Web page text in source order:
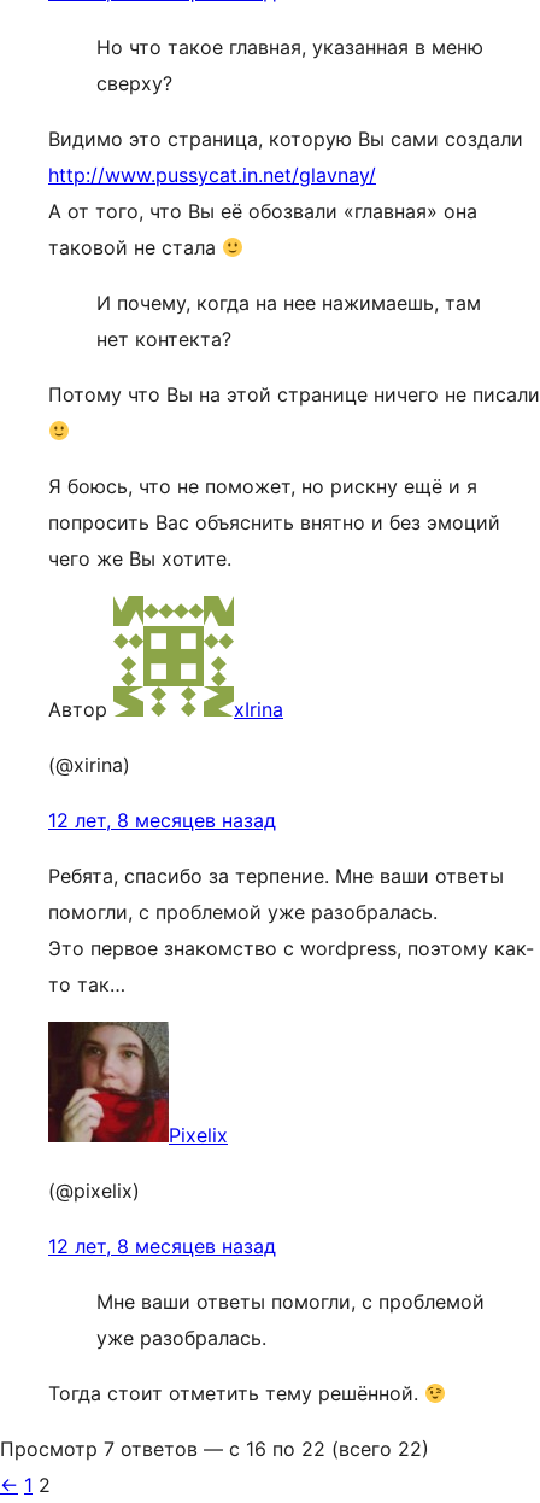
Но что такое главная, указанная в меню
сверху?
Видимо это страница, которую Вы сами создали
http://www.pussycat.in.net/glavnay/
А от того, что Вы её обозвали «главная» она
таковой не стала
И почему, когда на нее нажимаешь, там
нет контекта?
Потому что Вы на этой странице ничего не писали
Я боюсь, что не поможет, но рискну ещё и я
попросить Вас объяснить внятно и без эмоций
чего же Вы хотите.
Автор xIrina
(@xirina)
12 лет, 8 месяцев назад
Ребята, спасибо за терпение. Мне ваши ответы
помогли, с проблемой уже разобралась.
Это первое знакомство с wordpress, поэтому как-
то так…
Pixelix
(@pixelix)
12 лет, 8 месяцев назад
Мне ваши ответы помогли, с проблемой
уже разобралась.
Тогда стоит отметить тему решённой.
Просмотр 7 ответов — с 16 по 22 (всего 22)
← 1 2